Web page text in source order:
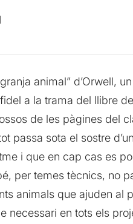
animal” d’Orwell,
a la trama del llibre
de les pàgines del
passa sota el sostre
i que en cap cas es
per temes tècnics, no
animals que ajuden
necessari en tots els